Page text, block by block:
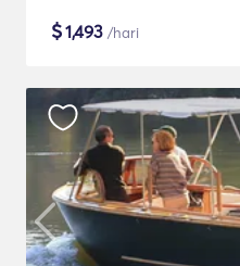
$1,493 /hari